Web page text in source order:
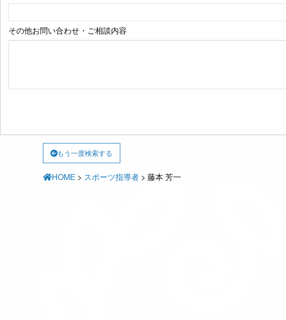
その他お問い合わせ・ご相談内容
もう一度検索する
HOME > スポーツ指導者 > 藤本 芳一